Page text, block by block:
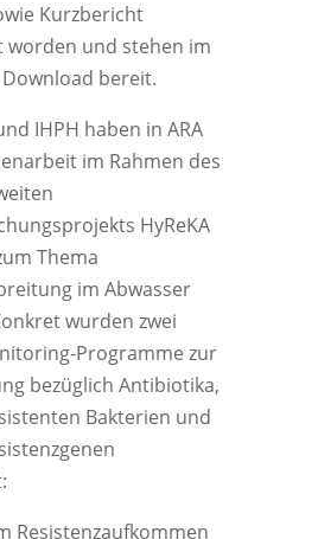
Kurzbericht
und stehen im
bereit.
IHPH haben in ARA
im Rahmen des
HyReKA
Thema
im Abwasser
wurden zwei
Programme zur
bezüglich Antibiotika,
Bakterien und
Resistenzaufkommen